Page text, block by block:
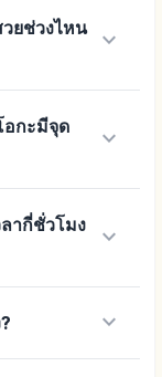
ยช่วงไหน
keyboard_arrow_down
กะมีจุด
keyboard_arrow_down
ากี่ชั่วโมง
keyboard_arrow_down
keyboard_arrow_down